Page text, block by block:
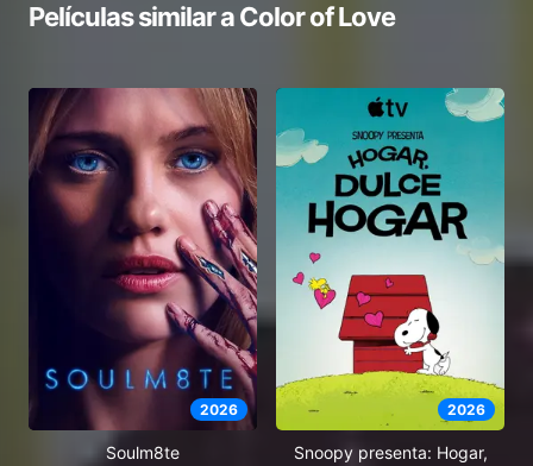
Películas similar aColor of Love
2026
Soulm8te
2026
Snoopy presenta: Hogar,